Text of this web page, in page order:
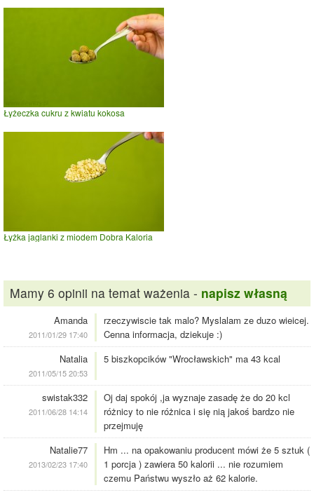
Łyżeczka cukru z kwiatu kokosa
Łyżka jaglanki z miodem Dobra Kaloria
Mamy 6 opinii na temat ważenia - napisz własną
Amanda
2011/01/29 17:40
rzeczywiscie tak malo? Myslalam ze duzo wieicej.
Cenna informacja, dziekuje :)
Natalia
2011/05/15 20:53
5 biszkopcików "Wrocławskich" ma 43 kcal
swistak332
2011/06/28 14:14
Oj daj spokój ,ja wyznaje zasadę że do 20 kcl
różnicy to nie różnica i się nią jakoś bardzo nie
przejmuję
Natalie77
2013/02/23 17:40
Hm ... na opakowaniu producent mówi że 5 sztuk (
1 porcja ) zawiera 50 kalorii ... nie rozumiem
czemu Państwu wyszło aż 62 kalorie.